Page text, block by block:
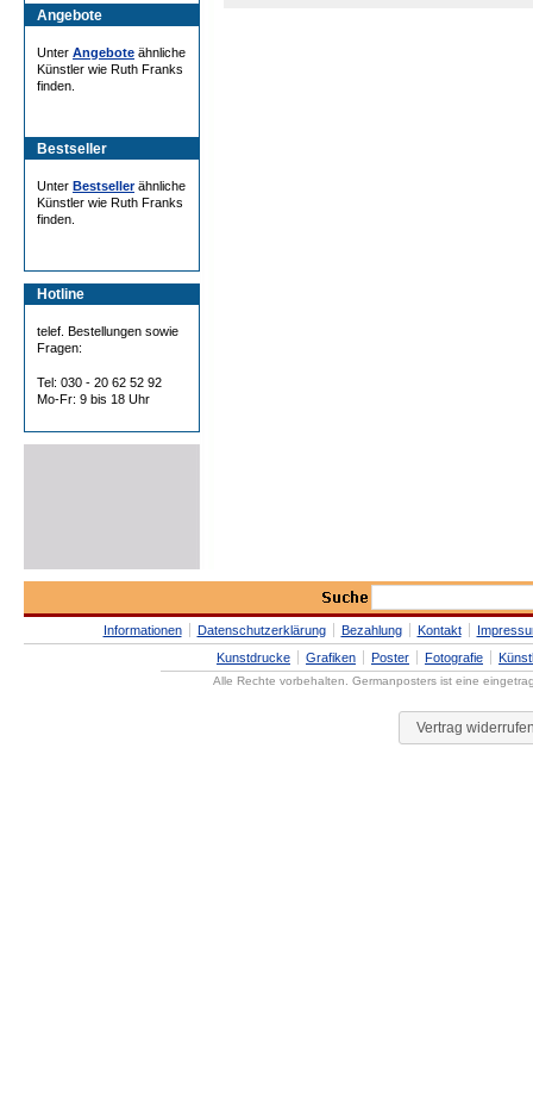
Angebote
Unter Angebote ähnliche
Künstler wie Ruth Franks
finden.
Bestseller
Unter Bestsellerähnliche
Künstler wie Ruth Franks
finden.
Hotline
telef. Bestellungen sowie
Fragen:
Tel: 030 - 20 62 52 92
Mo-Fr: 9 bis 18 Uhr
Informationen Datenschutzerklärung Bezahlung Kontakt
Kunstdrucke
Grafiken Poster Fotografie
Alle Rechte vorbehalten. Germanposters ist eine
Vertrag